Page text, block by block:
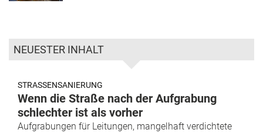
NEUESTER INHALT
STRASSENSANIERUNG
Wenn die Straße nach der Aufgrabung
schlechter ist als vorher
Aufgrabungen für Leitungen, mangelhaft verdichtete